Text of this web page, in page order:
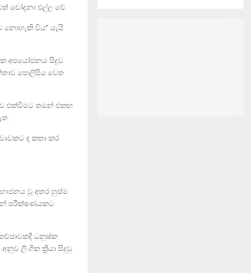
චෝදනා එල්ල වේ.
විය” යැයි
අපයෝජනය සිදුව
පොලිසිය වෙත
එක්වීමට තමන් එකඟ
ද කතා කර
වූ අතර හුස්ම
පරීක්ෂණයකට
ධනුෂ්ක
ලිංගික ක්‍රියා සිදුවු